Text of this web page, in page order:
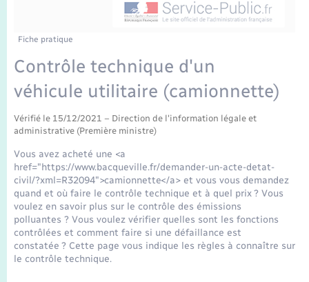
Etat-civil - Papiers - Citoyenneté
Mariage – PACS
Parrainage civil
Logement - Urbanisme
Loisirs
Nouvel habitant
Numérique
Organisation d’événement
Transports scolaires
Travaux - Autorisation d’occupation de l’espace
Compétences
Plan interactif
La Communauté de communes
Fiche pratique
Contrôle technique d'un
véhicule utilitaire (camionnette)
Vérifié le 15/12/2021 – Direction de l'information légale et
administrative (Première ministre)
Vous avez acheté une <a
href="https://www.bacqueville.fr/demander-un-acte-detat-
civil/?xml=R32094">camionnette</a> et vous vous demandez
quand et où faire le contrôle technique et à quel prix ? Vous
voulez en savoir plus sur le contrôle des émissions
polluantes ? Vous voulez vérifier quelles sont les fonctions
contrôlées et comment faire si une défaillance est
constatée ? Cette page vous indique les règles à connaître sur
le contrôle technique.